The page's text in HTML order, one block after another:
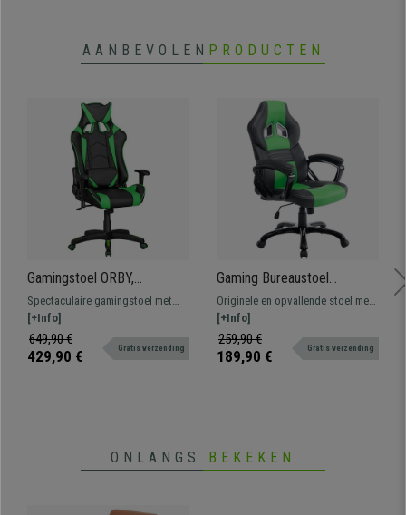
AANBEVOLEN PRODUCTEN
Gamingstoel ORBY,
Kantelbare Rugleuning,
Inclusief Kussens, in Zwart-
Groen Leder
Spectaculaire gamingstoel met
verstelbare rugleuning.
Ergonomisch ontwerp, inclusief
lendenkussen en cervicaalkussen
[+Info]
649,90 €
429,90 € Gratis verzending
Gaming Bureaustoel
LECLERC,
Kantelmechanisme, Sportief
Ontwerp, in Groen/Zwart
Leder
Originele en opvallende stoel met
een sportief ontwerp die veel
comfort biedt dankzij de vulling
met hoge dichtheid en de
[+Info]
259,90 €
189,90 € Gratis verzending
ONLANGS BEKEKEN